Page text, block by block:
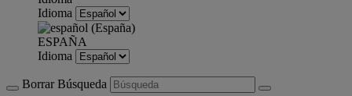
Idioma
ESPAÑA
Idioma
Borrar Búsqueda